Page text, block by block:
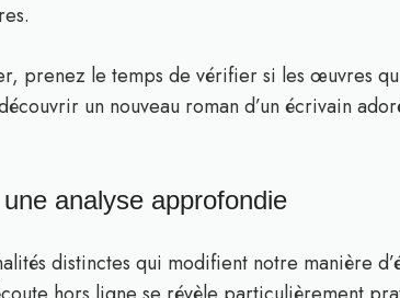
prenez le temps de vérifier si les œuvres
un nouveau roman d’un écrivain
analyse approfondie
distinctes qui modifient notre manière